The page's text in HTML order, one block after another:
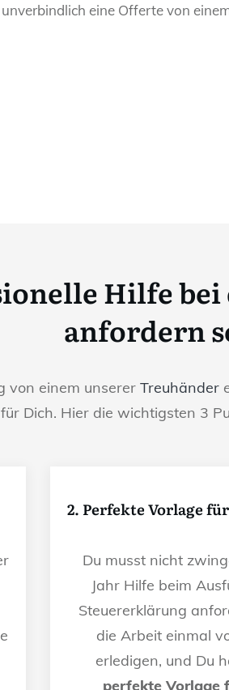
eine Offerte von
Hilfe
anfordern
von einem unserer Treuhänder
für Dich. Hier die wichtigsten 3
2. Perfekte Vorlage
Du musst nicht
Jahr Hilfe beim
Steuererklärung
die Arbeit einmal
erledigen, und Du
perfekte Vorlage